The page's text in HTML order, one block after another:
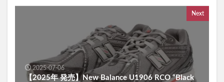
Next
2025-07-06
【2025年 発売】New Balance U1906 RCO “Black